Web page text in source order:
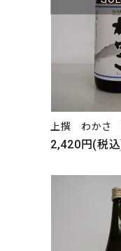
上撰 わかさ
2,420円(税